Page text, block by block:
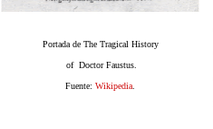
Portada de The Tragical History
of Doctor Faustus.
Fuente: Wikipedia